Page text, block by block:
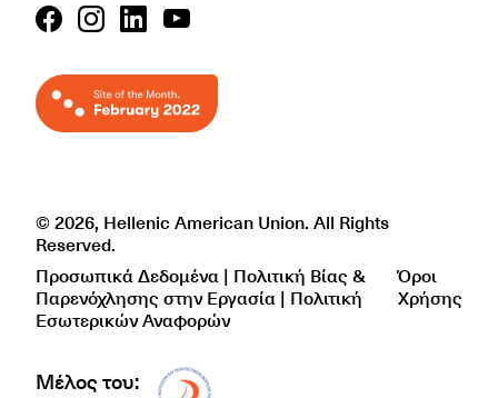
© 2026, Hellenic American Union. All Rights
Reserved.
Προσωπικά Δεδομένα | Πολιτική Βίας &
Παρενόχλησης στην Εργασία | Πολιτική
Εσωτερικών Αναφορών
Όροι
Χρήσης
Μέλος του: